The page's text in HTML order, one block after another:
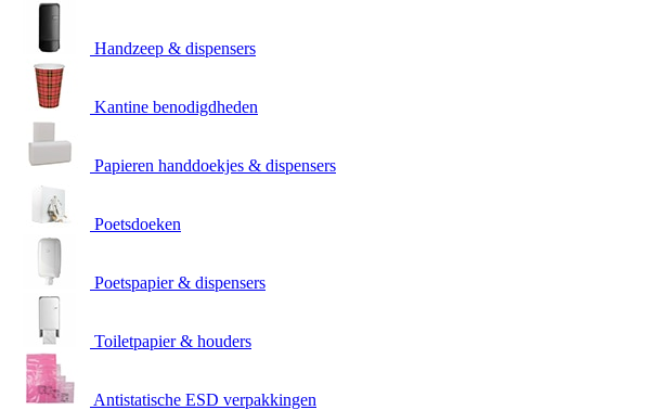
Handzeep & dispensers
Kantine benodigdheden
Papieren handdoekjes & dispensers
Poetsdoeken
Poetspapier & dispensers
Toiletpapier & houders
Antistatische ESD verpakkingen